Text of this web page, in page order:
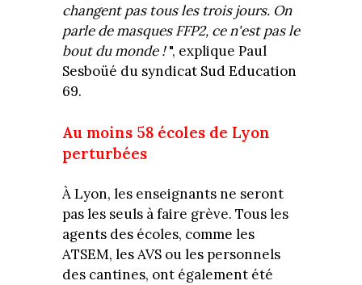
changent pas tous les trois jours. On
parle de masques FFP2, ce n'est pas le
bout du monde !", explique Paul
Sesboüé du syndicat Sud Education
69.
Au moins 58 écoles de Lyon
perturbées
À Lyon, les enseignants ne seront
pas les seuls à faire grève. Tous les
agents des écoles, comme les
ATSEM, les AVS ou les personnels
des cantines, ont également été